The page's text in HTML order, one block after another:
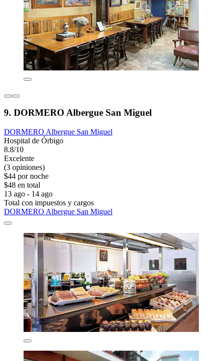
9. DORMERO Albergue San Miguel
DORMERO Albergue San Miguel
Hospital de Órbigo
8.8/10
Excelente
(3 opiniones)
$44 por noche
$48 en total
13 ago - 14 ago
Total con impuestos y cargos
DORMERO Albergue San Miguel